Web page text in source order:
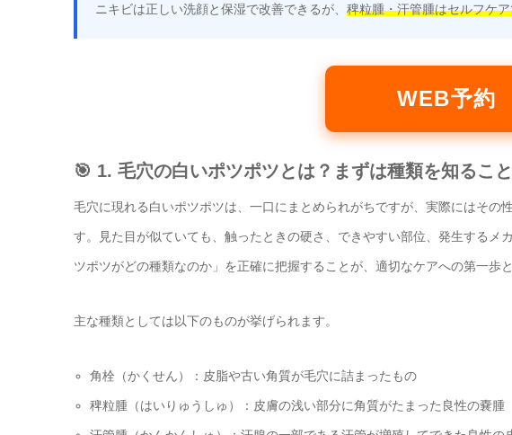
ニキビは正しい洗顔と保湿で改善できるが、 稗粒腫・汗管腫はセルフケ
WEB予約
🎯 1. 毛穴の白いポツポツとは？まずは種類を知るこ
毛穴に現れる白いポツポツは、一口にまとめられがちですが、実際にはその
す。見た目が似ていても、触ったときの硬さ、できやすい部位、発生するメ
ツポツがどの種類なのか」を正確に把握することが、適切なケアへの第一歩と
主な種類としては以下のものが挙げられます。
角栓（かくせん）：皮脂や古い角質が毛穴に詰まったもの
稗粒腫（はいりゅうしゅ）：皮膚の浅い部分に角質がたまった良性の嚢腫